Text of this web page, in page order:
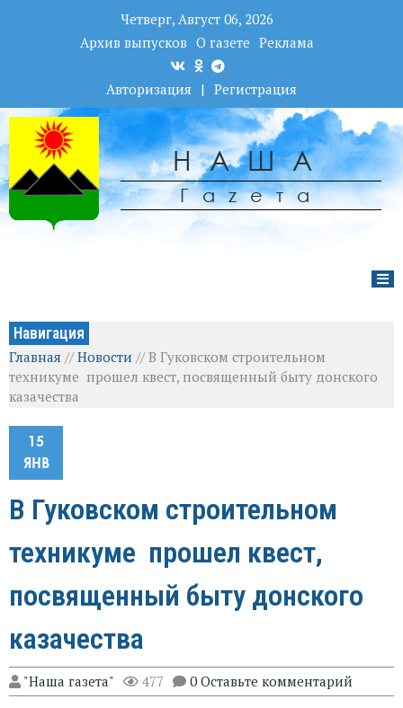
Четверг, Август 06, 2026
Архив выпусков О газете Реклама
Авторизация | Регистрация
НАША
Гаzета
Навигация
Главная //Новости //В Гуковском строительном
техникуме прошел квест, посвященный быту донского
казачества
15
ЯНВ
В Гуковском строительном
техникуме прошел квест,
посвященный быту донского
казачества
"Наша газета" 477 0 Оставьте комментарий